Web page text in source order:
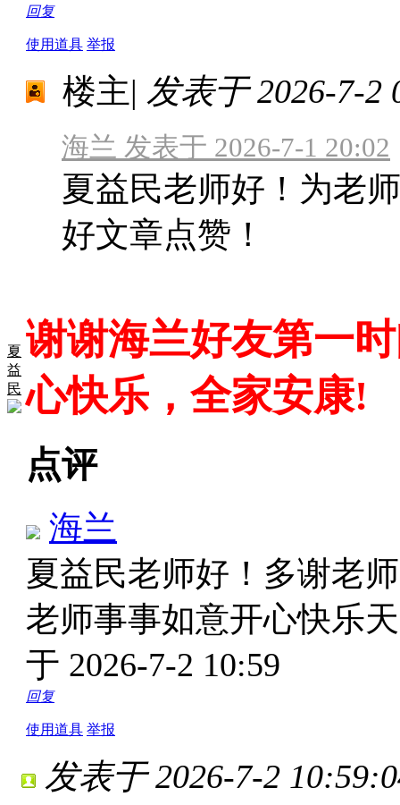
回复
使用道具 举报
夏
益
民
楼主| 发表于 2026-7-2
海兰 发表于 2026-7-1 20:02
夏益民老师好！为老
好文章点赞！
谢谢海兰好友第一
心快乐，全家安康!
点评
海兰
夏益民老师好！多谢老
老师事事如意开心快乐
于 2026-7-2 10:59
回复
使用道具 举报
发表于 2026-7-2